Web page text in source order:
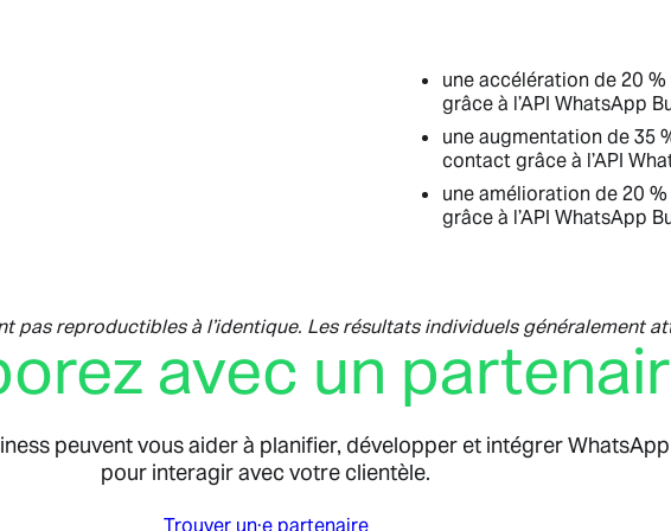
une accélération de 20
grâce à l’API WhatsApp
une augmentation de 35
contact grâce à l’API
une amélioration de 20
grâce à l’API WhatsApp
pas reproductibles à l’identique. Les résultats individuels généralement
avec un
peuvent vous aider à planifier, développer et intégrer
pour interagir avec votre clientèle.
Trouver un·e partenaire